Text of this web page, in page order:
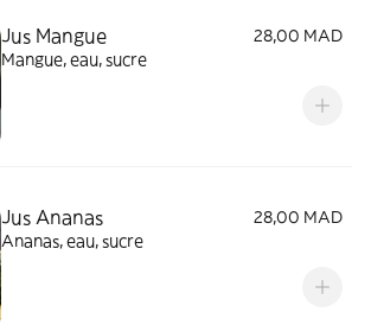
Jus Mangue
28,00 MAD
Mangue, eau, sucre
Jus Ananas
28,00 MAD
Ananas, eau, sucre